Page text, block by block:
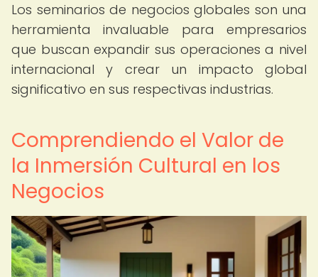
Los seminarios de negocios globales son una
herramienta invaluable para empresarios
que buscan expandir sus operaciones a nivel
internacional y crear un impacto global
significativo en sus respectivas industrias.
Comprendiendo el Valor de
la Inmersión Cultural en los
Negocios